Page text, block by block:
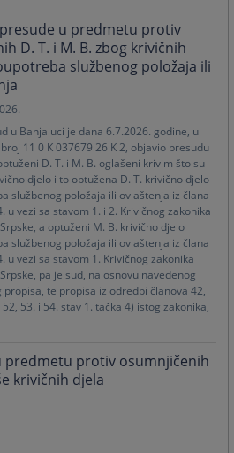
u predmetu protiv
D. T. i M. B. zbog krivičnih
službenog položaja ili
u Banjaluci je dana 6.7.2026. godine, u
11 0 K 037679 26 K 2, objavio presudu
D. T. i M. B. oglašeni krivim što su
djelo i to optužena D. T. krivično djelo
službenog položaja ili ovlaštenja iz člana
u vezi sa stavom 1. i 2. Krivičnog zakonika
a optuženi M. B. krivično djelo
službenog položaja ili ovlaštenja iz člana
u vezi sa stavom 1. Krivičnog zakonika
pa je sud, na osnovu navedenog
propisa, te propisa iz odredbi članova 42,
53. i 54. stav 1. tačka 4) istog zakonika,
predmetu protiv osumnjičenih
krivičnih djela